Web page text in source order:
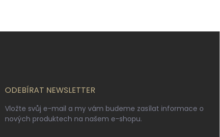
Z
ODEBÍRAT NEWSLETTER
Vložte svůj e-mail a my vám budeme zasílat informace o
nových produktech na našem e-shopu.